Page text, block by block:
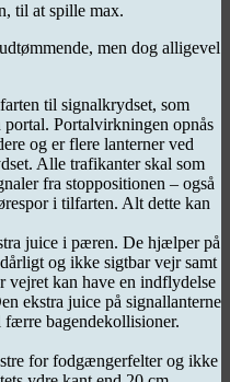
til at spille max.
men dog alligevel
til signalkrydset, som
Portalvirkningen opnås
og er flere lanterner ved
Alle trafikanter skal som
fra stoppositionen – også
i tilfarten. Alt dette kan
juice i pæren. De hjælper på
og ikke sigtbar vejr samt
kan have en indflydelse
ekstra juice på signallanterne
færre bagendekollisioner.
for fodgængerfelter og ikke